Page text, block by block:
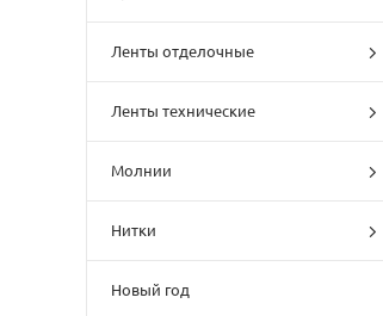
Ленты отделочные
Ленты технические
Молнии
Нитки
Новый год